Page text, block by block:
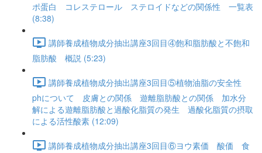
ポ蛋白 コレステロール ステロイドなどの関係性 一覧表
(8:38)
講師養成植物成分抽出講座3回目④飽和脂肪酸と不飽和
脂肪酸 概説 (5:23)
講師養成植物成分抽出講座3回目⑤植物油脂の安全性
phについて 皮膚との関係 遊離脂肪酸との関係 加水分
解による遊離脂肪酸と過酸化脂質の発生 過酸化脂質の摂取
による活性酸素 (12:09)
講師養成植物成分抽出講座3回目⑥ヨウ素価 酸価 食